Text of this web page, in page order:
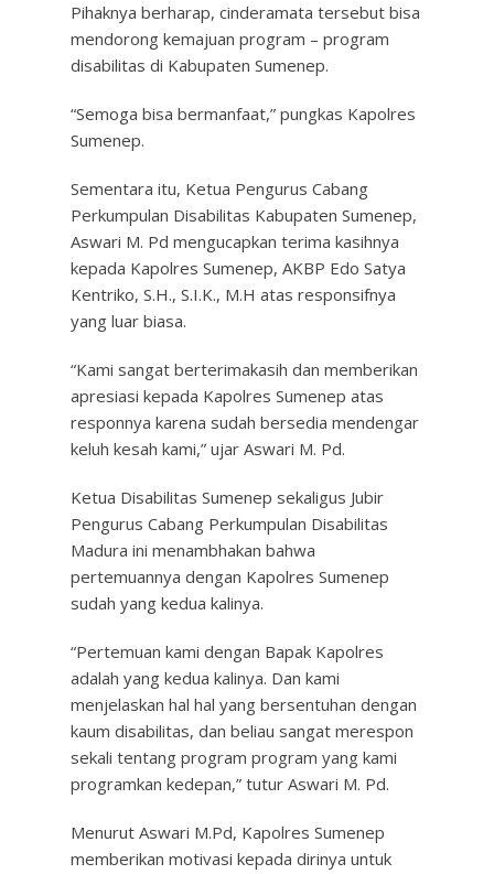
Pihaknya berharap, cinderamata tersebut bisa
mendorong kemajuan program – program
disabilitas di Kabupaten Sumenep.
“Semoga bisa bermanfaat,” pungkas Kapolres
Sumenep.
Sementara itu, Ketua Pengurus Cabang
Perkumpulan Disabilitas Kabupaten Sumenep,
Aswari M. Pd mengucapkan terima kasihnya
kepada Kapolres Sumenep, AKBP Edo Satya
Kentriko, S.H., S.I.K., M.H atas responsifnya
yang luar biasa.
“Kami sangat berterimakasih dan memberikan
apresiasi kepada Kapolres Sumenep atas
responnya karena sudah bersedia mendengar
keluh kesah kami,” ujar Aswari M. Pd.
Ketua Disabilitas Sumenep sekaligus Jubir
Pengurus Cabang Perkumpulan Disabilitas
Madura ini menambhakan bahwa
pertemuannya dengan Kapolres Sumenep
sudah yang kedua kalinya.
“Pertemuan kami dengan Bapak Kapolres
adalah yang kedua kalinya. Dan kami
menjelaskan hal hal yang bersentuhan dengan
kaum disabilitas, dan beliau sangat merespon
sekali tentang program program yang kami
programkan kedepan,” tutur Aswari M. Pd.
Menurut Aswari M.Pd, Kapolres Sumenep
memberikan motivasi kepada dirinya untuk